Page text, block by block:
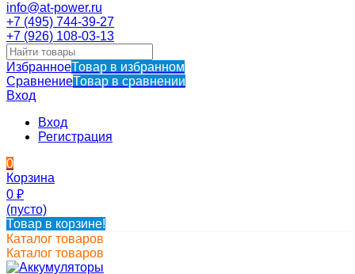
info@at-power.ru
+7 (495) 744-39-27
+7 (926) 108-03-13
ИзбранноеТовар в избранном
СравнениеТовар в сравнении
Вход
Вход
Регистрация
0
Корзина
0 ₽
(пусто)
Товар в корзине!
Каталог товаров
Каталог товаров